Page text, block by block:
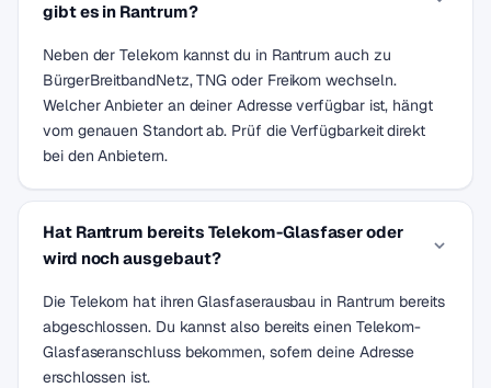
gibt es in Rantrum?
Neben der Telekom kannst du in Rantrum auch zu
BürgerBreitbandNetz, TNG oder Freikom wechseln.
Welcher Anbieter an deiner Adresse verfügbar ist, hängt
vom genauen Standort ab. Prüf die Verfügbarkeit direkt
bei den Anbietern.
Hat Rantrum bereits Telekom-Glasfaser oder
wird noch ausgebaut?
Die Telekom hat ihren Glasfaserausbau in Rantrum bereits
abgeschlossen. Du kannst also bereits einen Telekom-
Glasfaseranschluss bekommen, sofern deine Adresse
erschlossen ist.